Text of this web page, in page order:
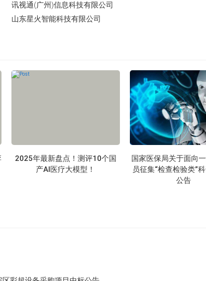
讯视通(广州)信息科技有限公司
山东星火智能科技有限公司
2025年最新盘点！测评10个国
产AI医疗大模型！
国家医保局关于面向
员征集“检查检验类”
公告